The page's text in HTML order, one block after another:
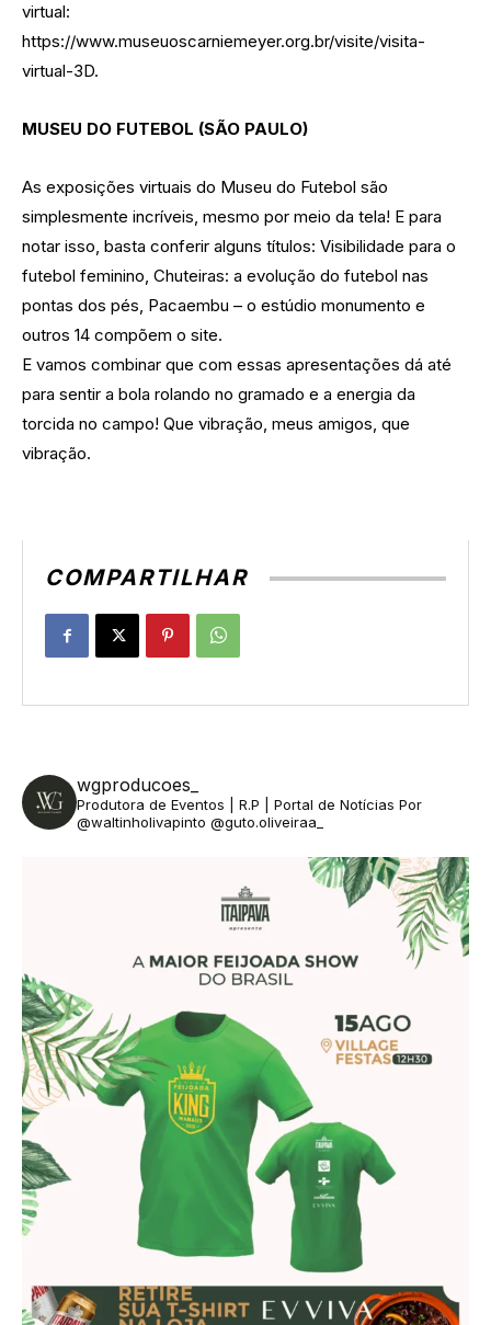
virtual:
https://www.museuoscarniemeyer.org.br/visite/visita-
virtual-3D.
MUSEU DO FUTEBOL (SÃO PAULO)
As exposições virtuais do Museu do Futebol são
simplesmente incríveis, mesmo por meio da tela! E para
notar isso, basta conferir alguns títulos: Visibilidade para o
futebol feminino, Chuteiras: a evolução do futebol nas
pontas dos pés, Pacaembu – o estúdio monumento e
outros 14 compõem o site.
E vamos combinar que com essas apresentações dá até
para sentir a bola rolando no gramado e a energia da
torcida no campo! Que vibração, meus amigos, que
vibração.
COMPARTILHAR
wgproducoes_
Produtora de Eventos | R.P | Portal de Notícias Por
@waltinholivapinto @guto.oliveiraa_